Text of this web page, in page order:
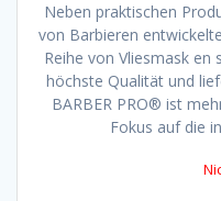
Neben praktischen
von Barbieren
Reihe von Vliesmask en
höchste Qualität und
BARBER PRO® ist
Fokus auf die